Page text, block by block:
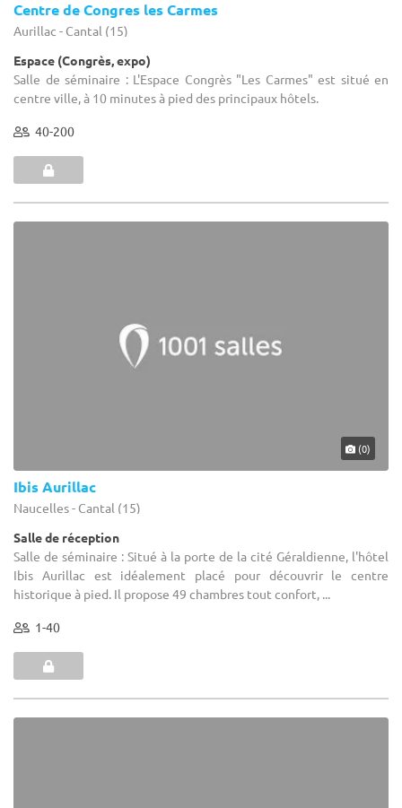
Centre de Congres les Carmes
Aurillac - Cantal (15)
Espace (Congrès, expo)
Salle de séminaire : L'Espace Congrès "Les Carmes" est situé en
centre ville, à 10 minutes à pied des principaux hôtels.
40-200
(0)
Ibis Aurillac
Naucelles - Cantal (15)
Salle de réception
Salle de séminaire : Situé à la porte de la cité Géraldienne, l'hôtel
Ibis Aurillac est idéalement placé pour découvrir le centre
historique à pied. Il propose 49 chambres tout confort, ...
1-40